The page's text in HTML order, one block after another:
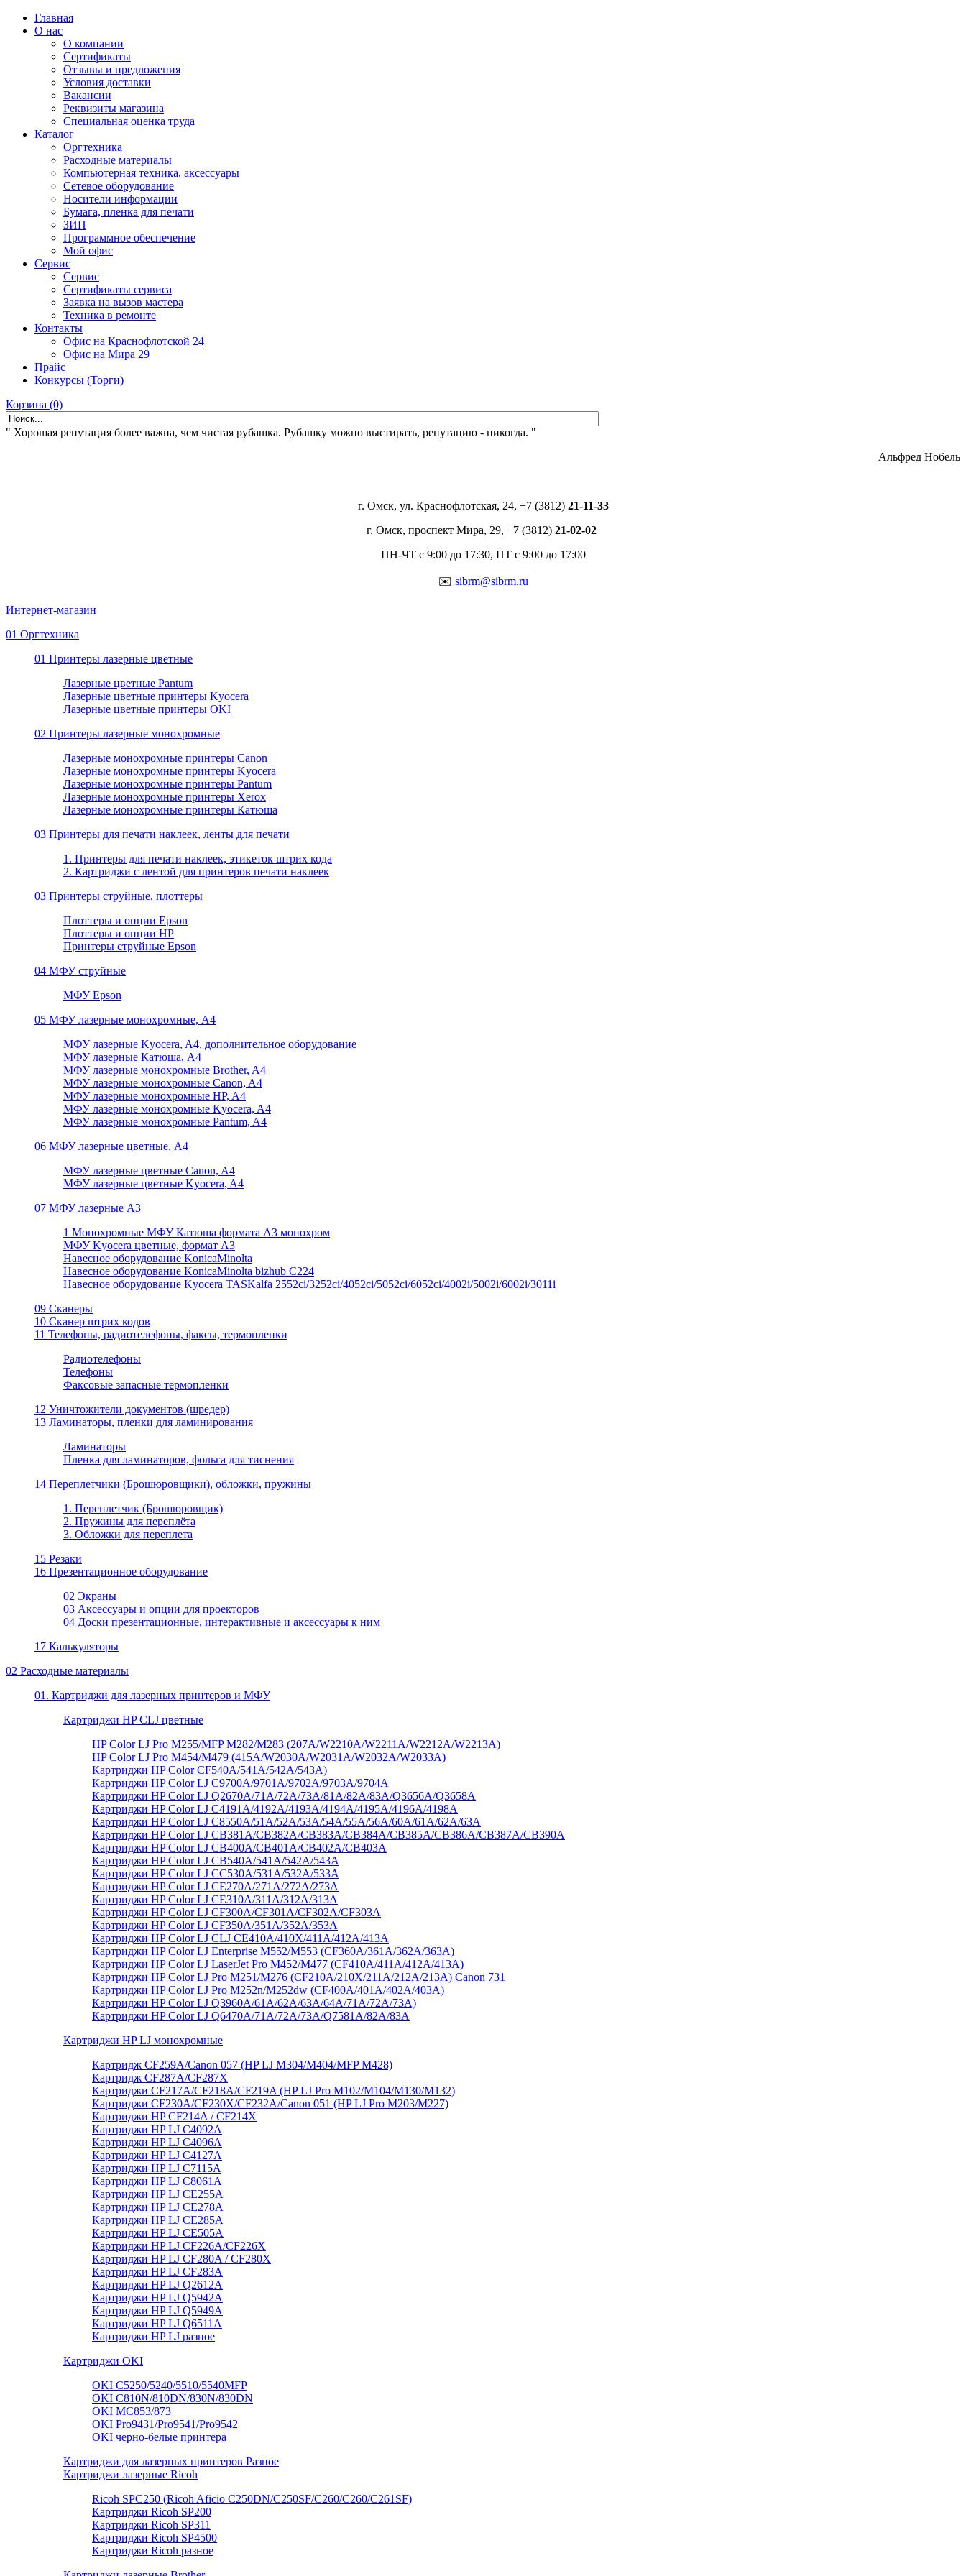
Главная
О нас
О компании
Сертификаты
Отзывы и предложения
Условия доставки
Вакансии
Реквизиты магазина
Специальная оценка труда
Каталог
Оргтехника
Расходные материалы
Компьютерная техника, аксессуары
Сетевое оборудование
Носители информации
Бумага, пленка для печати
ЗИП
Программное обеспечение
Мой офис
Сервис
Сервис
Сертификаты сервиса
Заявка на вызов мастера
Техника в ремонте
Контакты
Офис на Краснофлотской 24
Офис на Мира 29
Прайс
Конкурсы (Торги)
Корзина (0)
" Хорошая репутация более важна, чем чистая рубашка. Рубашку можно выстирать, репутацию - никогда. "
Альфред Нобель
г. Омск, ул. Краснофлотская, 24, +7 (3812) 21-11-33
г. Омск, проспект Мира, 29, +7 (3812) 21-02-02
ПН-ЧТ с 9:00 до 17:30, ПТ с 9:00 до 17:00
✉️ sibrm@sibrm.ru
Интернет-магазин
01 Оргтехника
01 Принтеры лазерные цветные
Лазерные цветные Pantum
Лазерные цветные принтеры Kyocera
Лазерные цветные принтеры OKI
02 Принтеры лазерные монохромные
Лазерные монохромные принтеры Canon
Лазерные монохромные принтеры Kyocera
Лазерные монохромные принтеры Pantum
Лазерные монохромные принтеры Xerox
Лазерные монохромные принтеры Катюша
03 Принтеры для печати наклеек, ленты для печати
1. Принтеры для печати наклеек, этикеток штрих кода
2. Картриджи с лентой для принтеров печати наклеек
03 Принтеры струйные, плоттеры
Плоттеры и опции Epson
Плоттеры и опции HP
Принтеры струйные Epson
04 МФУ струйные
МФУ Epson
05 МФУ лазерные монохромные, А4
МФУ лазерные Kyocera, A4, дополнительное оборудование
МФУ лазерные Катюша, А4
МФУ лазерные монохромные Brother, A4
МФУ лазерные монохромные Canon, A4
МФУ лазерные монохромные HP, A4
МФУ лазерные монохромные Kyocera, A4
МФУ лазерные монохромные Pantum, A4
06 МФУ лазерные цветные, А4
МФУ лазерные цветные Canon, A4
МФУ лазерные цветные Kyocera, A4
07 МФУ лазерные А3
1 Монохромные МФУ Катюша формата А3 монохром
МФУ Kyocera цветные, формат А3
Навесное оборудование KonicaMinolta
Навесное оборудование KonicaMinolta bizhub C224
Навесное оборудование Kyocera TASKalfa 2552ci/3252ci/4052ci/5052ci/6052ci/4002i/5002i/6002i/3011i
09 Сканеры
10 Сканер штрих кодов
11 Телефоны, радиотелефоны, факсы, термопленки
Радиотелефоны
Телефоны
Факсовые запасные термопленки
12 Уничтожители документов (шредер)
13 Ламинаторы, пленки для ламинирования
Ламинаторы
Пленка для ламинаторов, фольга для тиснения
14 Переплетчики (Брошюровщики), обложки, пружины
1. Переплетчик (Брошюровщик)
2. Пружины для переплёта
3. Обложки для переплета
15 Резаки
16 Презентационное оборудование
02 Экраны
03 Аксессуары и опции для проекторов
04 Доски презентационные, интерактивные и аксессуары к ним
17 Калькуляторы
02 Расходные материалы
01. Картриджи для лазерных принтеров и МФУ
Картриджи HP CLJ цветные
HP Color LJ Pro M255/MFP M282/M283 (207A/W2210A/W2211A/W2212A/W2213A)
HP Color LJ Pro M454/M479 (415A/W2030A/W2031A/W2032A/W2033A)
Картриджи HP Color CF540A/541A/542A/543A)
Картриджи HP Color LJ C9700A/9701A/9702A/9703A/9704A
Картриджи HP Color LJ Q2670A/71A/72A/73A/81A/82A/83A/Q3656A/Q3658A
Картриджи HP Color LJ C4191A/4192A/4193A/4194A/4195A/4196A/4198A
Картриджи HP Color LJ C8550A/51A/52A/53A/54A/55A/56A/60A/61A/62A/63A
Картриджи HP Color LJ CB381A/CB382A/CB383A/CB384A/CB385A/CB386A/CB387A/CB390A
Картриджи HP Color LJ CB400A/CB401A/CB402A/CB403A
Картриджи HP Color LJ CB540A/541A/542A/543A
Картриджи HP Color LJ CC530A/531A/532A/533A
Картриджи HP Color LJ CE270A/271A/272A/273A
Картриджи HP Color LJ CE310A/311A/312A/313A
Картриджи HP Color LJ CF300A/CF301A/CF302A/CF303A
Картриджи HP Color LJ CF350A/351A/352A/353A
Картриджи HP Color LJ CLJ CE410A/410X/411A/412A/413A
Картриджи HP Color LJ Enterprise M552/M553 (CF360A/361A/362A/363A)
Картриджи HP Color LJ LaserJet Pro M452/M477 (CF410A/411A/412A/413A)
Картриджи HP Color LJ Pro M251/M276 (CF210A/210X/211A/212A/213A) Canon 731
Картриджи HP Color LJ Pro M252n/M252dw (CF400A/401A/402A/403A)
Картриджи HP Color LJ Q3960A/61A/62A/63A/64A/71A/72A/73A)
Картриджи HP Color LJ Q6470A/71A/72A/73A/Q7581A/82A/83A
Картриджи HP LJ монохромные
Картридж CF259A/Canon 057 (HP LJ M304/M404/MFP M428)
Картридж CF287A/CF287X
Картриджи CF217A/CF218A/CF219A (HP LJ Pro M102/M104/M130/M132)
Картриджи CF230A/CF230X/CF232A/Canon 051 (HP LJ Pro M203/M227)
Картриджи HP CF214A / CF214X
Картриджи HP LJ C4092A
Картриджи HP LJ C4096A
Картриджи HP LJ C4127A
Картриджи HP LJ C7115A
Картриджи HP LJ C8061А
Картриджи HP LJ CE255A
Картриджи HP LJ CE278A
Картриджи HP LJ CE285A
Картриджи HP LJ CE505A
Картриджи HP LJ CF226A/CF226X
Картриджи HP LJ CF280A / CF280X
Картриджи HP LJ CF283A
Картриджи HP LJ Q2612A
Картриджи HP LJ Q5942A
Картриджи HP LJ Q5949А
Картриджи HP LJ Q6511A
Картриджи HP LJ разное
Картриджи OKI
OKI C5250/5240/5510/5540MFP
OKI C810N/810DN/830N/830DN
OKI MC853/873
OKI Pro9431/Pro9541/Pro9542
OKI черно-белые принтера
Картриджи для лазерных принтеров Разное
Картриджи лазерные Ricoh
Ricoh SPC250 (Ricoh Aficio C250DN/C250SF/C260/C260/C261SF)
Картриджи Ricoh SP200
Картриджи Ricoh SP311
Картриджи Ricoh SP4500
Картриджи Ricoh разное